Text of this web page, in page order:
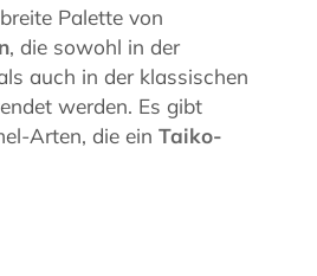
Palette von
, die sowohl in der
auch in der klassischen
werden. Es gibt
Arten, die ein Taiko-